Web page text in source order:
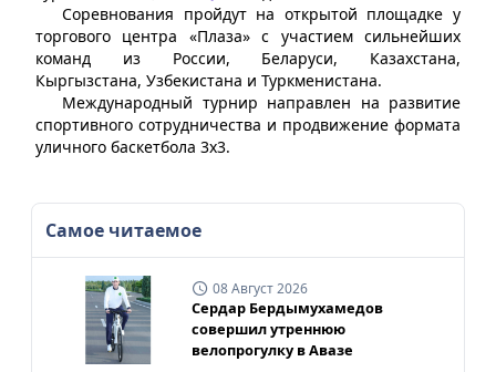
Соревнования пройдут на открытой площадке у
торгового центра «Плаза» с участием сильнейших
команд из России, Беларуси, Казахстана,
Кыргызстана, Узбекистана и Туркменистана.
Международный турнир направлен на развитие
спортивного сотрудничества и продвижение формата
уличного баскетбола 3х3.
Самое читаемое
08 Август 2026
Сердар Бердымухамедов
совершил утреннюю
велопрогулку в Авазе